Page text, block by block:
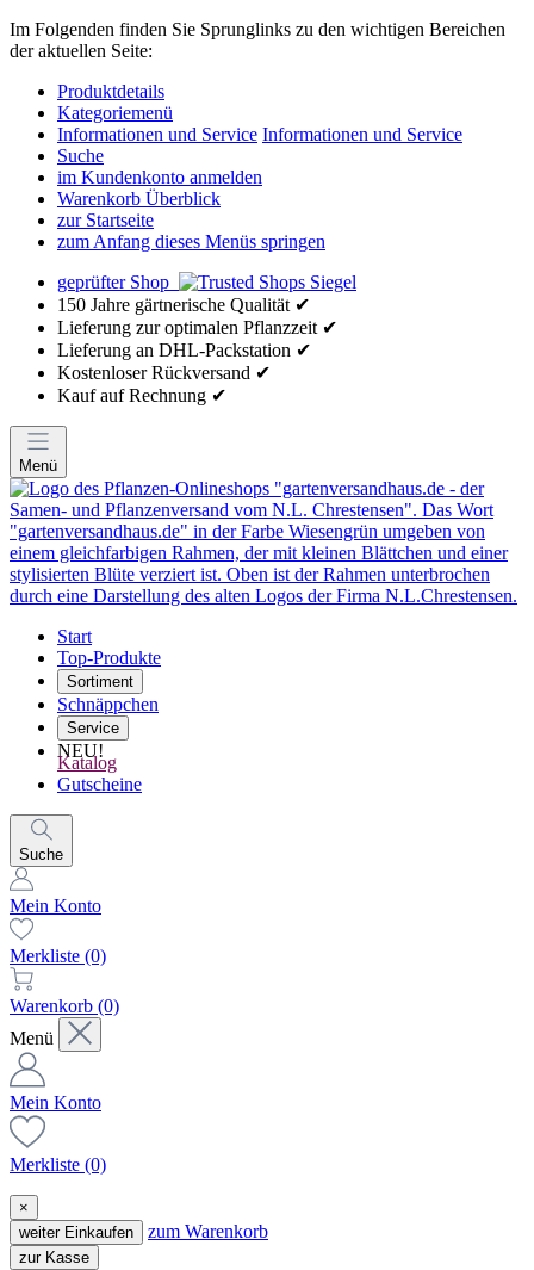
Im Folgenden finden Sie Sprunglinks zu den wichtigen Bereichen
der aktuellen Seite:
Produktdetails
Kategoriemenü
Informationen und Service Informationen und Service
Suche
im Kundenkonto anmelden
Warenkorb Überblick
zur Startseite
zum Anfang dieses Menüs springen
geprüfter Shop
150 Jahre gärtnerische Qualität ✔
Lieferung zur optimalen Pflanzzeit ✔
Lieferung an DHL-Packstation ✔
Kostenloser Rückversand ✔
Kauf auf Rechnung ✔
Menü
Start
Top-Produkte
Sortiment
Schnäppchen
Service
NEU!
Katalog
Gutscheine
Suche
Mein Konto
Merkliste (0)
Warenkorb (0)
Menü
Mein Konto
Merkliste (0)
×
weiter Einkaufen
zum Warenkorb
zur Kasse